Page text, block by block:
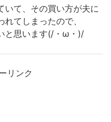
いて、その買い方が夫に
れてしまったので、
と思います(/・ω・)/
リンク